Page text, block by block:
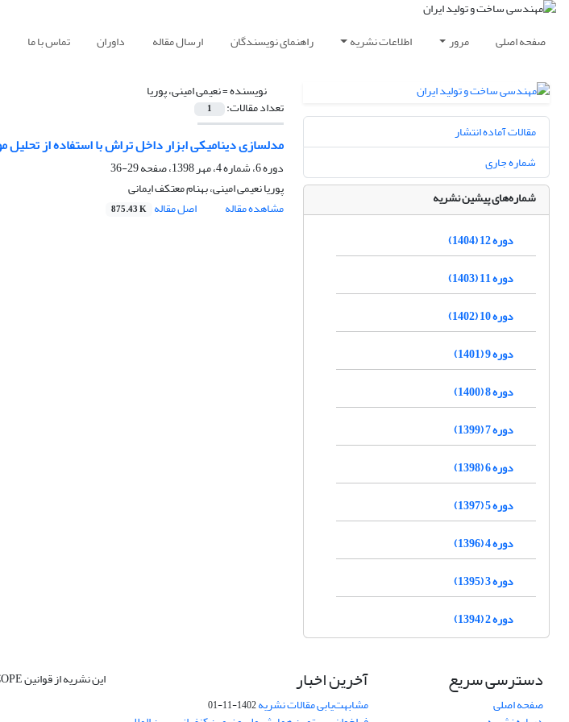
صفحه اصلی مرور اطلاعات نشریه راهنمای نویسندگان ارسال مقاله داوران تماس با ما
نویسنده =نعیمی امینی، پوریا
تعداد مقالات: 1
مدلسازی دینامیکی ابزار داخل تراش با استفاده از
دوره 6، شماره 4، مهر 1398، صفحه
29-36
پوریا نعیمی امینی، بهنام معتکف ایمانی
مشاهده مقاله
اصل مقاله 875.43 K
مقالات آماده انتشار
شماره جاری
شماره‌های پیشین نشریه
دوره 12 (1404)
دوره 11 (1403)
دوره 10 (1402)
دوره 9 (1401)
دوره 8 (1400)
دوره 7 (1399)
دوره 6 (1398)
دوره 5 (1397)
دوره 4 (1396)
دوره 3 (1395)
دوره 2 (1394)
دسترسی سریع
صفحه اصلی
آخرین اخبار
مشابهت‌یابی مقالات نشریه1402-11-01
این نشریه از قوانین COPE تبعیت میکند.